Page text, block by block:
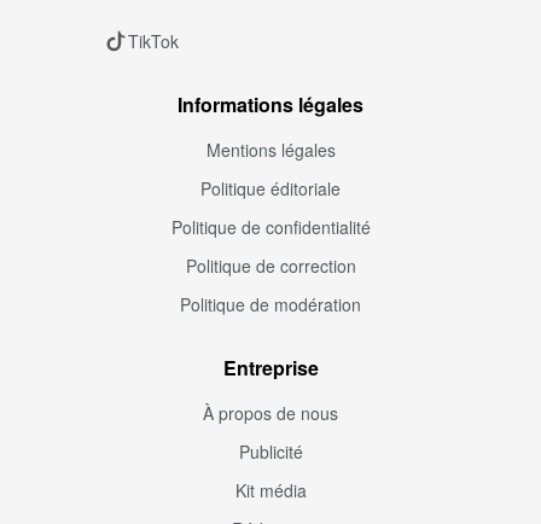
TikTok
Informations légales
Mentions légales
Politique éditoriale
Politique de confidentialité
Politique de correction
Politique de modération
Entreprise
À propos de nous
Publicité
Kit média